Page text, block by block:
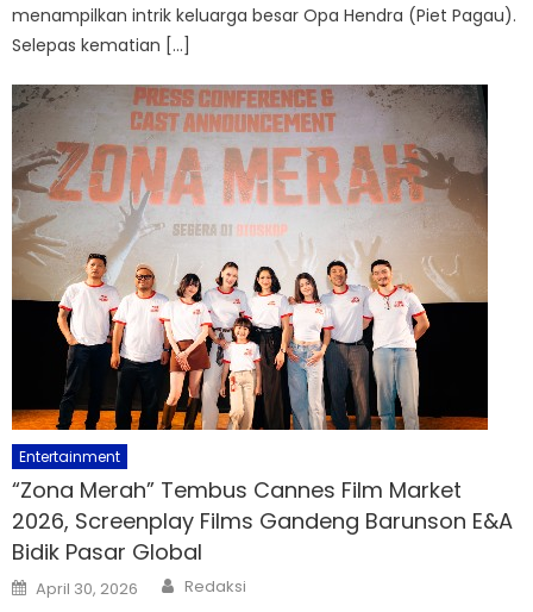
menampilkan intrik keluarga besar Opa Hendra (Piet Pagau).
Selepas kematian […]
Entertainment
“Zona Merah” Tembus Cannes Film Market
2026, Screenplay Films Gandeng Barunson E&A
Bidik Pasar Global
Posted
on
April 30, 2026 Author
Redaksi